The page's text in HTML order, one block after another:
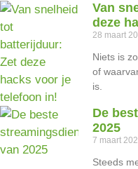
Van
deze
28 maart
Niets is
of
is.
De
2025
7 maart
Steeds